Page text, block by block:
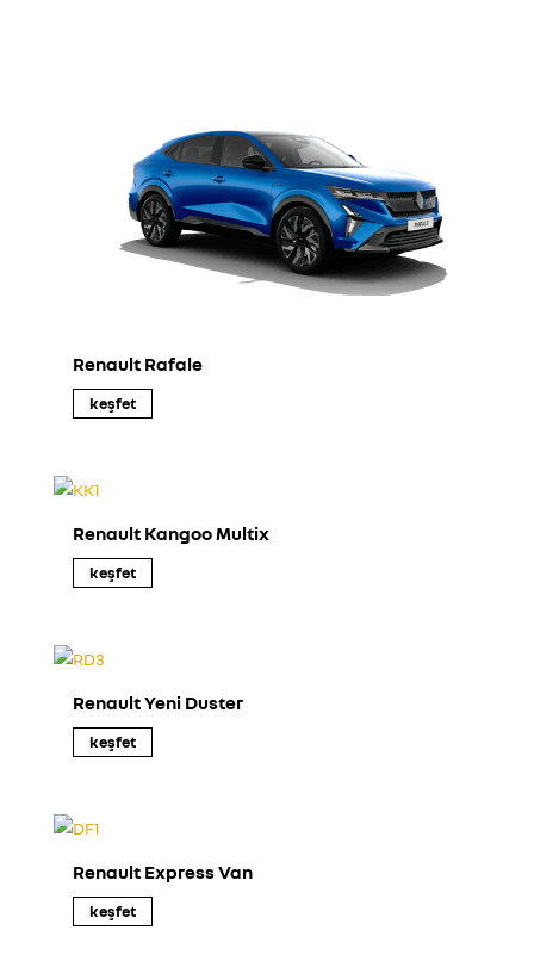
Renault Rafale
keşfet
Renault Kangoo Multix
keşfet
Renault Yeni Duster
keşfet
Renault Express Van
keşfet